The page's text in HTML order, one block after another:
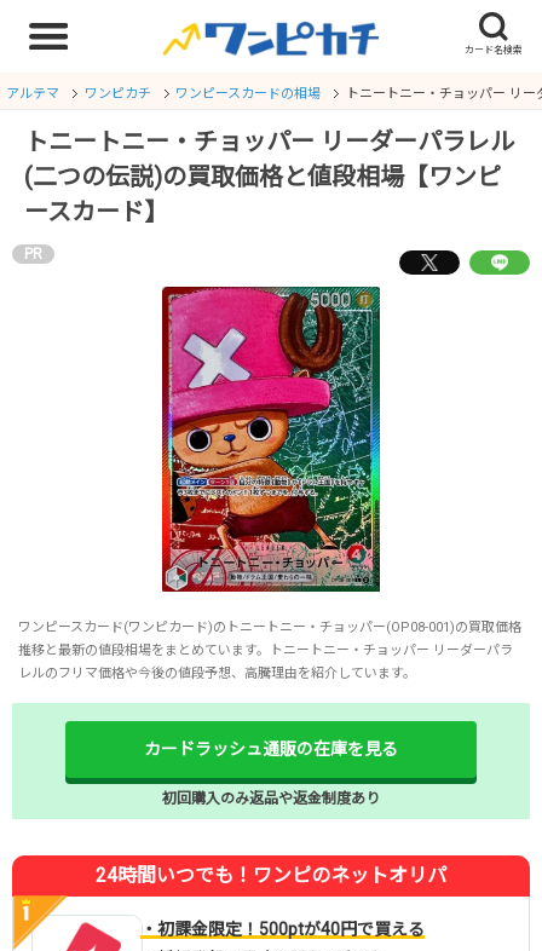
アルテマ ワンピカチ ワンピースカードの相場 トニートニー・チョッパー リ
トニートニー・チョッパー リーダーパラレル
(二つの伝説)の買取価格と値段相場【ワンピ
ースカード】
PR
ワンピースカード(ワンピカード)のトニートニー・チョッパー(OP08-001)の買取価格
推移と最新の値段相場をまとめています。トニートニー・チョッパー リーダーパラ
レルのフリマ価格や今後の値段予想、高騰理由を紹介しています。
カードラッシュ通販の在庫を見る
初回購入のみ返品や返金制度あり
24時間いつでも！ワンピのネットオリパ
・初課金限定！500ptが40円で買える